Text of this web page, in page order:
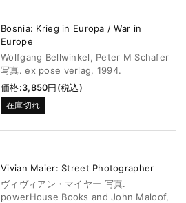
Bosnia: Krieg in Europa / War in
Europe
Wolfgang Bellwinkel, Peter M Schafer
写真. ex pose verlag, 1994.
価格:3,850円(税込)
在庫切れ
Vivian Maier: Street Photographer
ヴィヴィアン・マイヤー 写真.
powerHouse Books and John Maloof,